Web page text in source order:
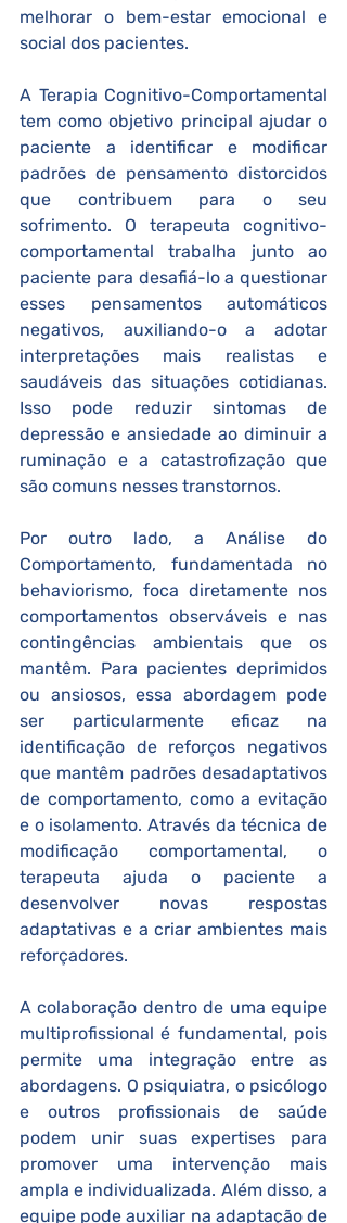
melhorar o bem-estar emocional e
social dos pacientes.
A Terapia Cognitivo-Comportamental
tem como objetivo principal ajudar o
paciente a identificar e modificar
padrões de pensamento distorcidos
que contribuem para o seu
sofrimento. O terapeuta cognitivo-
comportamental trabalha junto ao
paciente para desafiá-lo a questionar
esses pensamentos automáticos
negativos, auxiliando-o a adotar
interpretações mais realistas e
saudáveis das situações cotidianas.
Isso pode reduzir sintomas de
depressão e ansiedade ao diminuir a
ruminação e a catastrofização que
são comuns nesses transtornos.
Por outro lado, a Análise do
Comportamento, fundamentada no
behaviorismo, foca diretamente nos
comportamentos observáveis e nas
contingências ambientais que os
mantêm. Para pacientes deprimidos
ou ansiosos, essa abordagem pode
ser particularmente eficaz na
identificação de reforços negativos
que mantêm padrões desadaptativos
de comportamento, como a evitação
e o isolamento. Através da técnica de
modificação comportamental, o
terapeuta ajuda o paciente a
desenvolver novas respostas
adaptativas e a criar ambientes mais
reforçadores.
A colaboração dentro de uma equipe
multiprofissional é fundamental, pois
permite uma integração entre as
abordagens. O psiquiatra, o psicólogo
e outros profissionais de saúde
podem unir suas expertises para
promover uma intervenção mais
ampla e individualizada. Além disso, a
equipe pode auxiliar na adaptação de